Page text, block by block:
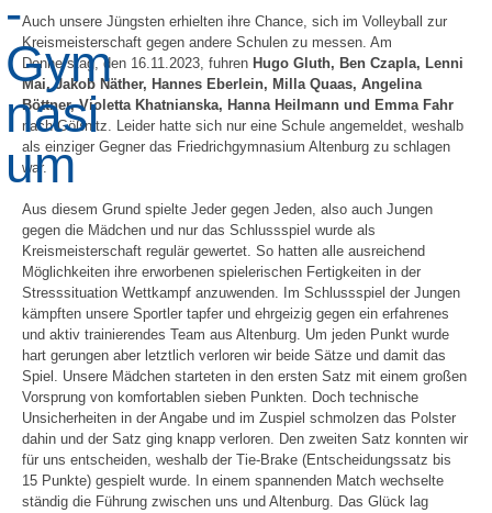
Auch unsere Jüngsten erhielten ihre Chance, sich im Volleyball zur
Kreismeisterschaft gegen andere Schulen zu messen. Am
Donnerstag, den 16.11.2023, fuhren Hugo Gluth, Ben Czapla, Lenni
Mai, Jakob Näther, Hannes Eberlein, Milla Quaas, Angelina
Böttner, Violetta Khatnianska, Hanna Heilmann und Emma Fahr
nach Gößnitz. Leider hatte sich nur eine Schule angemeldet, weshalb
als einziger Gegner das Friedrichgymnasium Altenburg zu schlagen
war.
Aus diesem Grund spielte Jeder gegen Jeden, also auch Jungen
gegen die Mädchen und nur das Schlussspiel wurde als
Kreismeisterschaft regulär gewertet. So hatten alle ausreichend
Möglichkeiten ihre erworbenen spielerischen Fertigkeiten in der
Stresssituation Wettkampf anzuwenden. Im Schlussspiel der Jungen
kämpften unsere Sportler tapfer und ehrgeizig gegen ein erfahrenes
und aktiv trainierendes Team aus Altenburg. Um jeden Punkt wurde
hart gerungen aber letztlich verloren wir beide Sätze und damit das
Spiel. Unsere Mädchen starteten in den ersten Satz mit einem großen
Vorsprung von komfortablen sieben Punkten. Doch technische
Unsicherheiten in der Angabe und im Zuspiel schmolzen das Polster
dahin und der Satz ging knapp verloren. Den zweiten Satz konnten wir
für uns entscheiden, weshalb der Tie-Brake (Entscheidungssatz bis
15 Punkte) gespielt wurde. In einem spannenden Match wechselte
ständig die Führung zwischen uns und Altenburg. Das Glück lag